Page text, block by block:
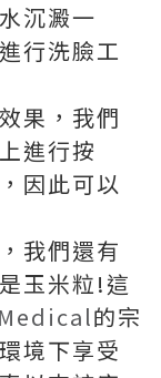
沉澱一
行洗臉工
果，我們
進行按
因此可以
我們還有
玉米粒!這
的宗
境下享受